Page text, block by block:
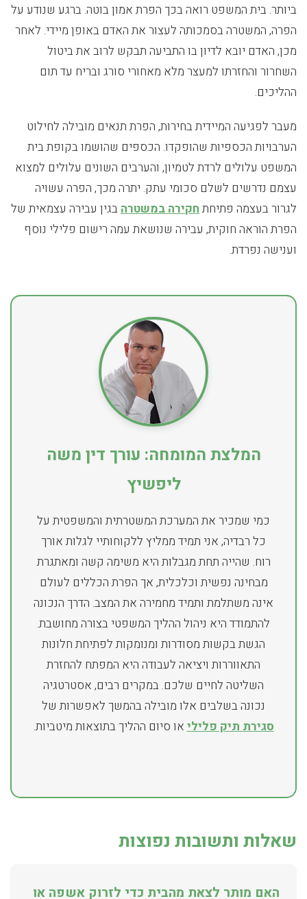
ביותר. בית המשפט רואה בכך הפרת אמון בוטה. ברגע שנודע על
הפרה, המשטרה בסמכותה לעצור את האדם באופן מיידי. לאחר
מכן, האדם יובא לדיון בו התביעה תבקש לרוב את ביטול
השחרור והחזרתו למעצר מלא מאחורי סורג ובריח עד תום
ההליכים.
מעבר לפגיעה המיידית בחירות, הפרת תנאים מובילה לחילוט
הערבויות הכספיות שהופקדו. הכספים שהושמו בקופת בית
המשפט עלולים לרדת לטמיון, והערבים השונים עלולים למצוא
עצמם נדרשים לשלם סכומי עתק. יתרה מכך, הפרה עשויה
לגרור בעצמה פתיחתחקירה במשטרה בגין עבירה עצמאית של
הפרת הוראה חוקית, עבירה שנושאת עמה רישום פלילי נוסף
וענישה נפרדת.
המלצת המומחה: עורך דין משה
ליפשיץ
כמי שמכיר את המערכת המשטרתית והמשפטית על
כל רבדיה, אני תמיד ממליץ ללקוחותיי לגלות אורך
רוח. שהייה תחת מגבלות היא משימה קשה ומאתגרת
מבחינה נפשית וכלכלית, אך הפרת הכללים לעולם
אינה משתלמת ותמיד מחמירה את המצב. הדרך הנכונה
להתמודד היא ניהול ההליך המשפטי בצורה מחושבת.
הגשת בקשות מסודרות ומנומקות לפתיחת חלונות
התאווררות ויציאה לעבודה היא המפתח להחזרת
השליטה לחיים שלכם. במקרים רבים, אסטרטגיה
נכונה בשלבים אלו מובילה בהמשך לאפשרות של
סגירת תיק פלילי או סיום ההליך בתוצאות מיטביות.
שאלות ותשובות נפוצות
האם מותר לצאת מהבית כדי לזרוק אשפה או